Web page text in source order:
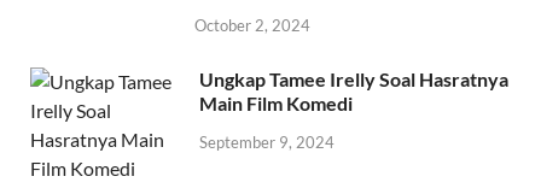
October 2, 2024
Ungkap Tamee Irelly Soal Hasratnya
Main Film Komedi
September 9, 2024